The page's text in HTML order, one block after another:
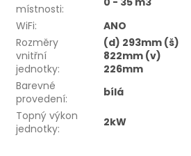
místnosti:
WiFi:
ANO
Rozměry
vnitřní
jednotky:
(d) 293mm (š)
822mm (v)
226mm
Barevné
provedení:
bílá
Topný výkon
jednotky: 2kW